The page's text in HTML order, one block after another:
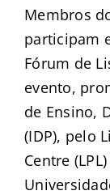
Membros
participam
Fórum de
evento,
de Ensino,
(IDP), pelo
Centre